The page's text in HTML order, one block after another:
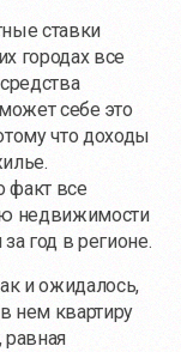
ставки
городах все
себе это
что доходы
факт все
недвижимости
год в регионе.
и ожидалось,
нем квартиру